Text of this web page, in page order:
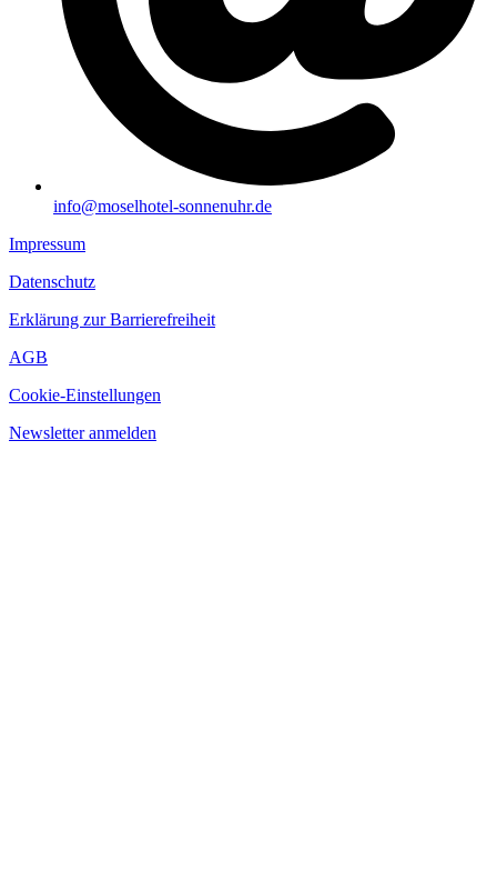
info@moselhotel-sonnenuhr.de
Impressum
Datenschutz
Erklärung zur Barrierefreiheit
AGB
Cookie-Einstellungen
Newsletter anmelden